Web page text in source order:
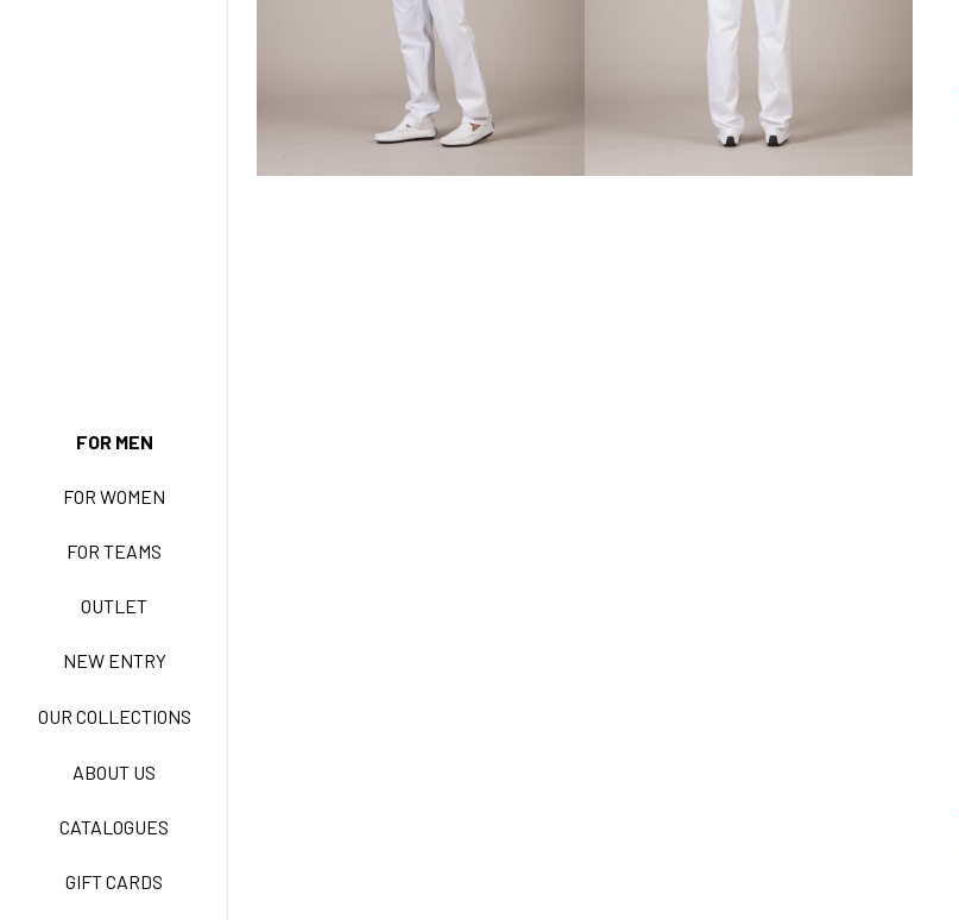
FOR MEN
FOR WOMEN
FOR TEAMS
OUTLET
NEW ENTRY
OUR COLLECTIONS
ABOUT US
CATALOGUES
GIFT CARDS
NEW LIFE NO STIRO
TECNOSTRETCH EASY